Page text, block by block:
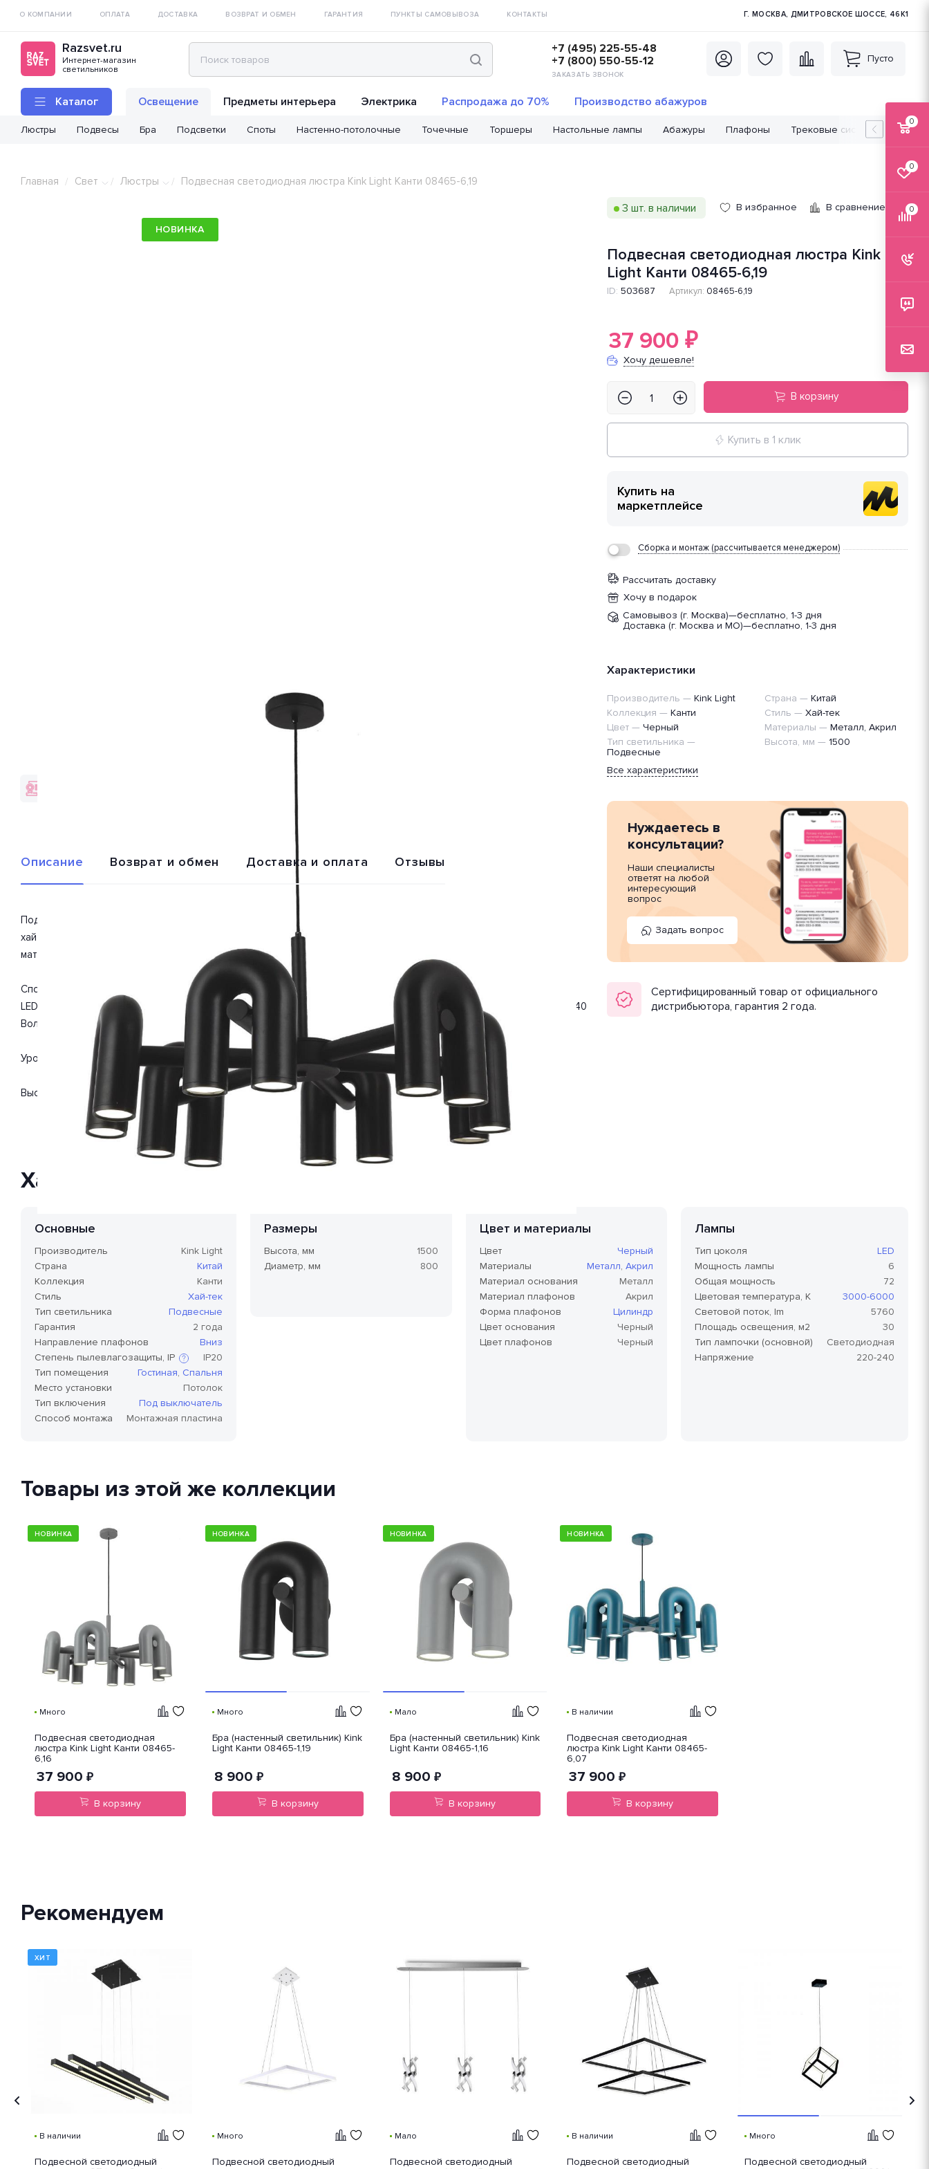
О КОМПАНИИ ОПЛАТА ДОСТАВКА ВОЗВРАТ И ОБМЕН ГАРАНТИЯ ПУНКТЫ САМОВЫВОЗА КОНТАКТЫ Г. МОСКВА, ДМИТРОВСКОЕ ШОССЕ, 46К1
Razsvet.ru
Интернет-магазин
светильников
+7 (495) 225-55-48
+7 (800) 550-55-12
ЗАКАЗАТЬ ЗВОНОК
Пусто
Каталог Освещение
Люстры Подвесы Бра Подсветки Споты Настенно-потолочные Точечные Торшеры Настольные лампы Абажуры Плафоны Трековые системы
Предметы интерьера Электрика Распродажа до 70% Производство абажуров
Главная / Свет / Люстры / Подвесная светодиодная люстра Kink Light Канти 08465-6,19
НОВИНКА
Описание Возврат и обмен Доставка и оплата Отзывы
Подвесная светодиодная люстра 08465-6,19 из серии «Канти» от производителя Kink Light (Китай). Дизайн-стиль
хай-тек. Отлично подойдет для такого типа помещений, как гостиная, спальня. Цвет товара черный. Используемые
материалы: металл, акрил. С учетом технических характеристик мощности хватит для освещения 30 м2.
Способ крепления: монтажная пластина. Дизайн и форма плафона цилиндр. Направление плафонов вниз. Цоколь
LED. Вид ламп: светодиодная. Мощность одной лампы составляет 6 Вт. Общая мощность 72 Вт. Напряжение 220-240
Вольт. Поток света 5760 Люмен.
Уровень защищенности от влаги и пыли IP20. Расширенная гарантия на товар 2 года.
Высота 1500 мм. Диаметр 800 мм.
3 шт. в наличии В избранное В сравнение
Подвесная светодиодная люстра Kink
Light Канти 08465-6,19
ID: 503687 Артикул: 08465-6,19
37 900 ₽
Хочу дешевле!
В корзину
Купить в 1 клик
Купить на
маркетплейсе
Сборка и монтаж (рассчитывается менеджером)
Рассчитать доставку
Хочу в подарок
Самовывоз (г. Москва)—бесплатно, 1-3 дня
Доставка (г. Москва и МО)—бесплатно, 1-3 дня
Характеристики
Производитель — Kink Light Страна — Китай
Коллекция — Канти Стиль — Хай-тек
Цвет — Черный Материалы — Металл, Акрил
Тип светильника —
Подвесные
Высота, мм — 1500
Все характеристики
Нуждаетесь в
консультации?
Наши специалисты
ответят на любой
интересующий
вопрос
Задать вопрос
Сертифицированный товар от официального
дистрибьютора, гарантия 2 года.
Характеристики
Основные
Производитель
Kink Light
Страна
Китай
Коллекция
Канти
Стиль
Хай-тек
Тип светильника
Подвесные
Гарантия
2 года
Направление плафонов
Вниз
Степень пылевлагозащиты, IP
Степень защиты по стандарту IP,
или степень защиты оболочки
по классификации Ingress
защиты внешней оболочки
устройства от попадания внутрь
частям девайса.
IP20
Тип помещения
Гостиная, Спальня
Место установки
Потолок
Тип включения
Под выключатель
Способ монтажа
Монтажная пластина
Размеры
Высота, мм
1500
Диаметр, мм
800
Цвет и материалы
Цвет
Черный
Материалы
Металл, Акрил
Материал основания
Металл
Материал плафонов
Акрил
Форма плафонов
Цилиндр
Цвет основания
Черный
Цвет плафонов
Черный
Лампы
Тип цоколя
LED
Мощность лампы
6
Общая мощность
72
Цветовая температура, K
3000-6000
Световой поток, lm
5760
Площадь освещения, м2
30
Тип лампочки (основной)
Светодиодная
Напряжение
220-240
Товары из этой же коллекции
НОВИНКА
Много
Подвесная светодиодная
люстра Kink Light Канти 08465-
6,16
37 900 ₽
В корзину
НОВИНКА
Много
Бра (настенный светильник) Kink
Light Канти 08465-1,19
8 900 ₽
В корзину
НОВИНКА
Мало
Бра (настенный светильник) Kink
Light Канти 08465-1,16
8 900 ₽
В корзину
НОВИНКА
В наличии
Подвесная светодиодная
люстра Kink Light Канти 08465-
6,07
37 900 ₽
В корзину
Рекомендуем
ХИТ
В наличии
Подвесной светодиодный
Много
Подвесной светодиодный
Мало
Подвесной светодиодный
В наличии
Подвесной светодиодный
Много
Подвесной светодиодный
0
0
0